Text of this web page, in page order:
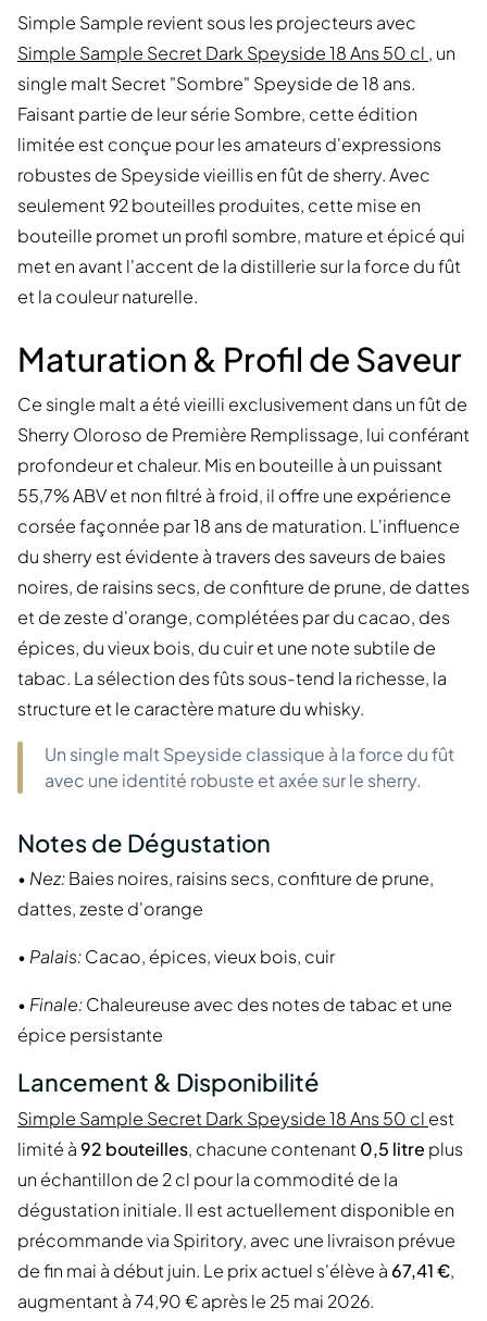
Simple Sample revient sous les projecteurs avec
Simple Sample Secret Dark Speyside 18 Ans 50 cl , un
single malt Secret "Sombre" Speyside de 18 ans.
Faisant partie de leur série Sombre, cette édition
limitée est conçue pour les amateurs d'expressions
robustes de Speyside vieillis en fût de sherry. Avec
seulement 92 bouteilles produites, cette mise en
bouteille promet un profil sombre, mature et épicé qui
met en avant l'accent de la distillerie sur la force du fût
et la couleur naturelle.
Maturation & Profil de Saveur
Ce single malt a été vieilli exclusivement dans un fût de
Sherry Oloroso de Première Remplissage, lui conférant
profondeur et chaleur. Mis en bouteille à un puissant
55,7% ABV et non filtré à froid, il offre une expérience
corsée façonnée par 18 ans de maturation. L'influence
du sherry est évidente à travers des saveurs de baies
noires, de raisins secs, de confiture de prune, de dattes
et de zeste d'orange, complétées par du cacao, des
épices, du vieux bois, du cuir et une note subtile de
tabac. La sélection des fûts sous-tend la richesse, la
structure et le caractère mature du whisky.
Un single malt Speyside classique à la force du fût
avec une identité robuste et axée sur le sherry.
Notes de Dégustation
• Nez:Baies noires, raisins secs, confiture de prune,
dattes, zeste d'orange
• Palais:Cacao, épices, vieux bois, cuir
• Finale:Chaleureuse avec des notes de tabac et une
épice persistante
Lancement & Disponibilité
Simple Sample Secret Dark Speyside 18 Ans 50 cl est
limité à92 bouteilles, chacune contenant 0,5 litre plus
un échantillon de 2 cl pour la commodité de la
dégustation initiale. Il est actuellement disponible en
précommande via Spiritory, avec une livraison prévue
de fin mai à début juin. Le prix actuel s'élève à 67,41 €,
augmentant à 74,90 € après le 25 mai 2026.